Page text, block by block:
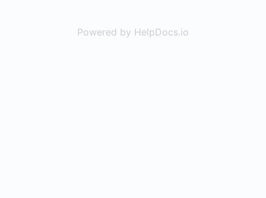
Powered by HelpDocs.io